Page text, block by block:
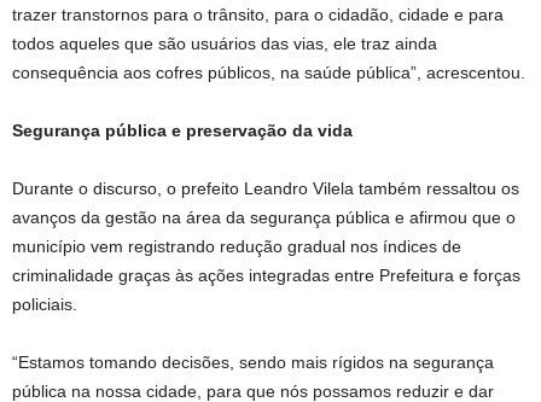
trazer transtornos para o trânsito, para o cidadão, cidade e para
todos aqueles que são usuários das vias, ele traz ainda
consequência aos cofres públicos, na saúde pública”, acrescentou.
Segurança pública e preservação da vida
Durante o discurso, o prefeito Leandro Vilela também ressaltou os
avanços da gestão na área da segurança pública e afirmou que o
município vem registrando redução gradual nos índices de
criminalidade graças às ações integradas entre Prefeitura e forças
policiais.
“Estamos tomando decisões, sendo mais rígidos na segurança
pública na nossa cidade, para que nós possamos reduzir e dar